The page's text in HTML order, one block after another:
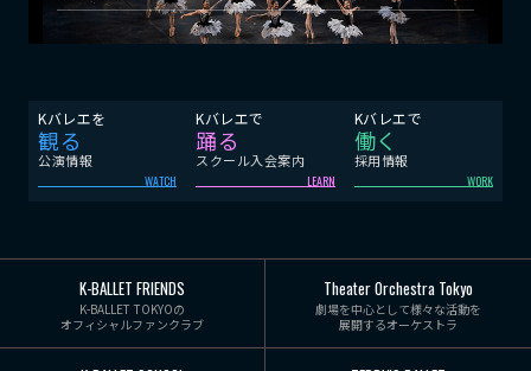
Kバレエを
観る
公演情報
WATCH
Kバレエで
踊る
スクール入会案内
LEARN
Kバレエで
働く
採用情報
WORK
K-BALLET FRIENDS
K-BALLET TOKYOの
オフィシャルファンクラブ
Theater Orchestra Tokyo
劇場を中心として様々な活動を
展開するオーケストラ